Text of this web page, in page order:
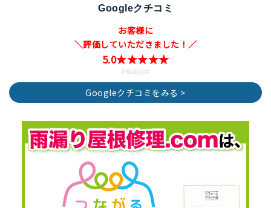
Googleクチコミ
お客様に
＼評価していただきました！／
5.0★★★★★
評価数15件
Googleクチコミをみる >